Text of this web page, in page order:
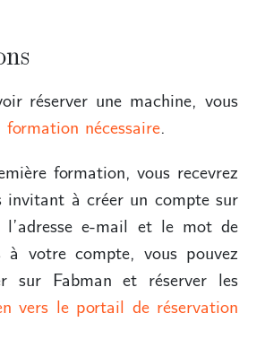
réserver une machine, vous
nécessaire.
formation, vous recevrez
invitant à créer un compte sur
l’adresse e-mail et le mot de
à votre compte, vous pouvez
sur Fabman et réserver les
vers le portail de réservation